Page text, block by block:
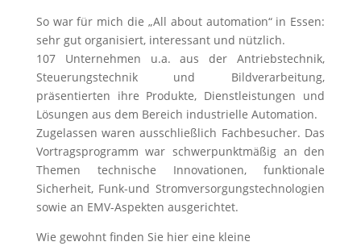
So war für mich die „All about automation“ in Essen:
sehr gut organisiert, interessant und nützlich.
107 Unternehmen u.a. aus der Antriebstechnik,
Steuerungstechnik und Bildverarbeitung,
präsentierten ihre Produkte, Dienstleistungen und
Lösungen aus dem Bereich industrielle Automation.
Zugelassen waren ausschließlich Fachbesucher. Das
Vortragsprogramm war schwerpunktmäßig an den
Themen technische Innovationen, funktionale
Sicherheit, Funk-und Stromversorgungstechnologien
sowie an EMV-Aspekten ausgerichtet.
Wie gewohnt finden Sie hier eine kleine